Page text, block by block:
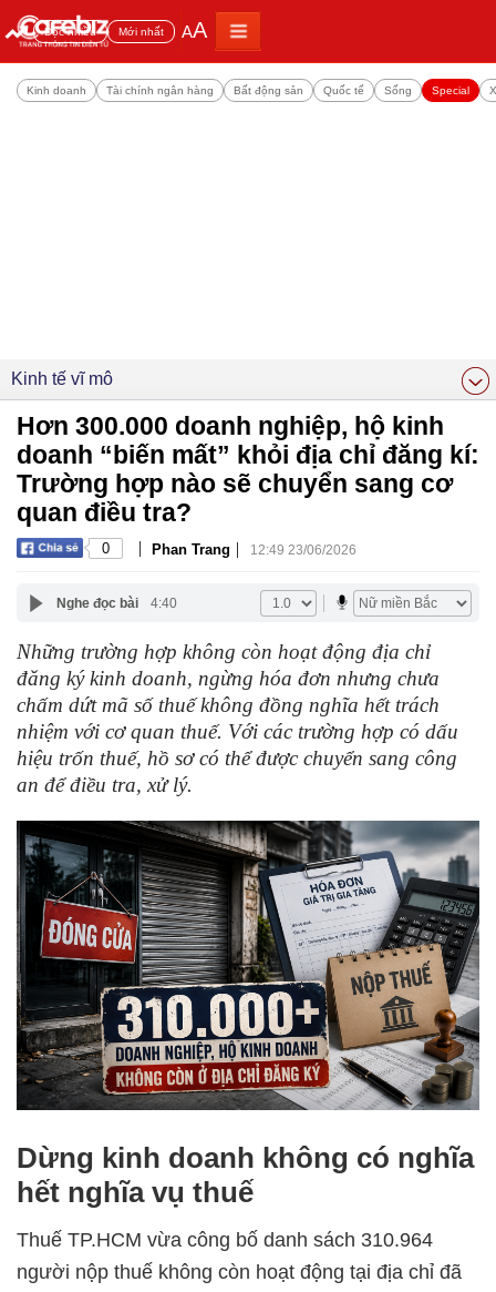
Đọc nhiều Mới nhất AA
Kinh doanh Tài chính ngân hàng Bất động sản Quốc tế Sống Special
Kinh tế vĩ mô
Hơn 300.000 doanh nghiệp, hộ kinh
doanh “biến mất” khỏi địa chỉ đăng kí:
Trường hợp nào sẽ chuyển sang cơ
quan điều tra?
0 | Phan Trang | 12:49 23/06/2026
Nghe đọc bài 4:40
Những trường hợp không còn hoạt động địa chỉ
đăng ký kinh doanh, ngừng hóa đơn nhưng chưa
chấm dứt mã số thuế không đồng nghĩa hết trách
nhiệm với cơ quan thuế. Với các trường hợp có dấu
hiệu trốn thuế, hồ sơ có thể được chuyển sang công
an để điều tra, xử lý.
Dừng kinh doanh không có nghĩa
hết nghĩa vụ thuế
Thuế TP.HCM vừa công bố danh sách 310.964
người nộp thuế không còn hoạt động tại địa chỉ đã